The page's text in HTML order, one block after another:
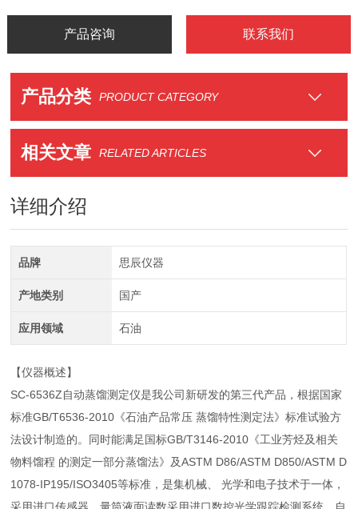
产品咨询 联系我们
产品分类 PRODUCT CATEGORY
相关文章 RELATED ARTICLES
详细介绍
品牌 思辰仪器
产地类别 国产
应用领域 石油
【仪器概述】
SC-6536Z自动蒸馏测定仪是我公司新研发的第三代产品，根据国家
标准GB/T6536-2010《石油产品常压 蒸馏特性测定法》标准试验方
法设计制造的。同时能满足国标GB/T3146-2010《工业芳烃及相关
物料馏程 的测定一部分蒸馏法》及ASTM D86/ASTM D850/ASTM D
1078-IP195/ISO3405等标准，是集机械、 光学和电子技术于一体，